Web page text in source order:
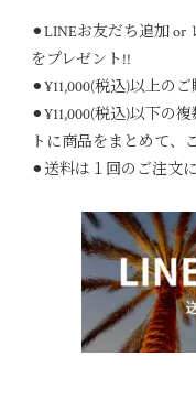
⚫︎LINEお友だち追加 or
をプレゼント!!
⚫︎¥11,000(税込)以上の
⚫︎¥11,000(税込)以下の
トに商品をまとめて、
⚫︎送料は１回のご注文